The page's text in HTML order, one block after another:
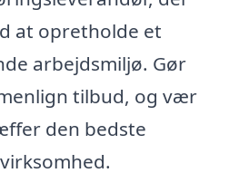
at opretholde et
arbejdsmiljø. Gør
tilbud, og vær
den bedste